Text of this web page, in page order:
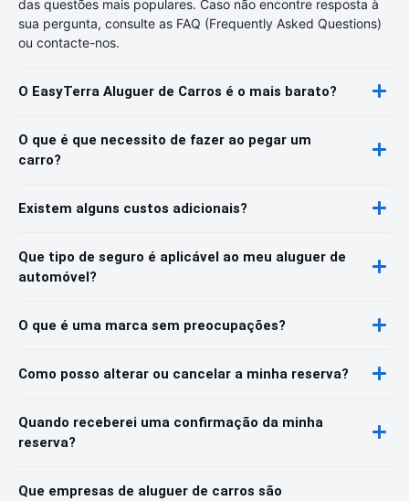
das questões mais populares. Caso não encontre resposta à
sua pergunta, consulte as FAQ (Frequently Asked Questions)
ou contacte-nos.
O EasyTerra Aluguer de Carros é o mais barato?
O que é que necessito de fazer ao pegar um
carro?
Existem alguns custos adicionais?
Que tipo de seguro é aplicável ao meu aluguer de
automóvel?
O que é uma marca sem preocupações?
Como posso alterar ou cancelar a minha reserva?
Quando receberei uma confirmação da minha
reserva?
Que empresas de aluguer de carros são